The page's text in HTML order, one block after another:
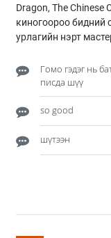
Dragon, The Chinese
киногоороо бидний
урлагийн нэрт
Гомо гэдэг нь
писда шүү
so good
шүтээн